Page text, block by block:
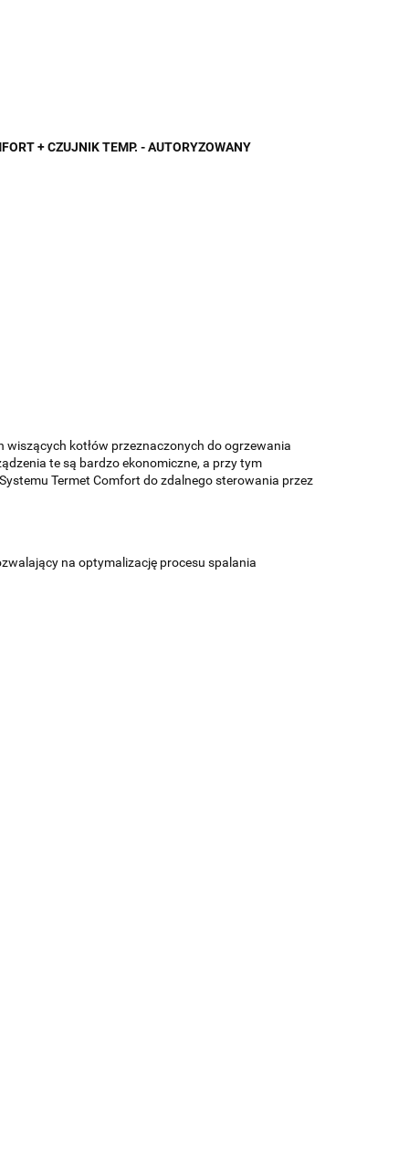
+ CZUJNIK TEMP. - AUTORYZOWANY
wiszących kotłów przeznaczonych do ogrzewania
te są bardzo ekonomiczne, a przy tym
Termet Comfort do zdalnego sterowania przez
na optymalizację procesu spalania